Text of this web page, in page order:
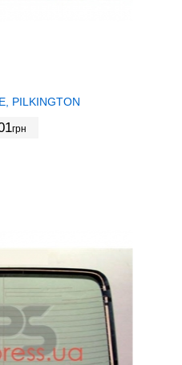
PILKINGTON
грн